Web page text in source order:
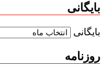
بایگانی
بایگانی
روزنامه